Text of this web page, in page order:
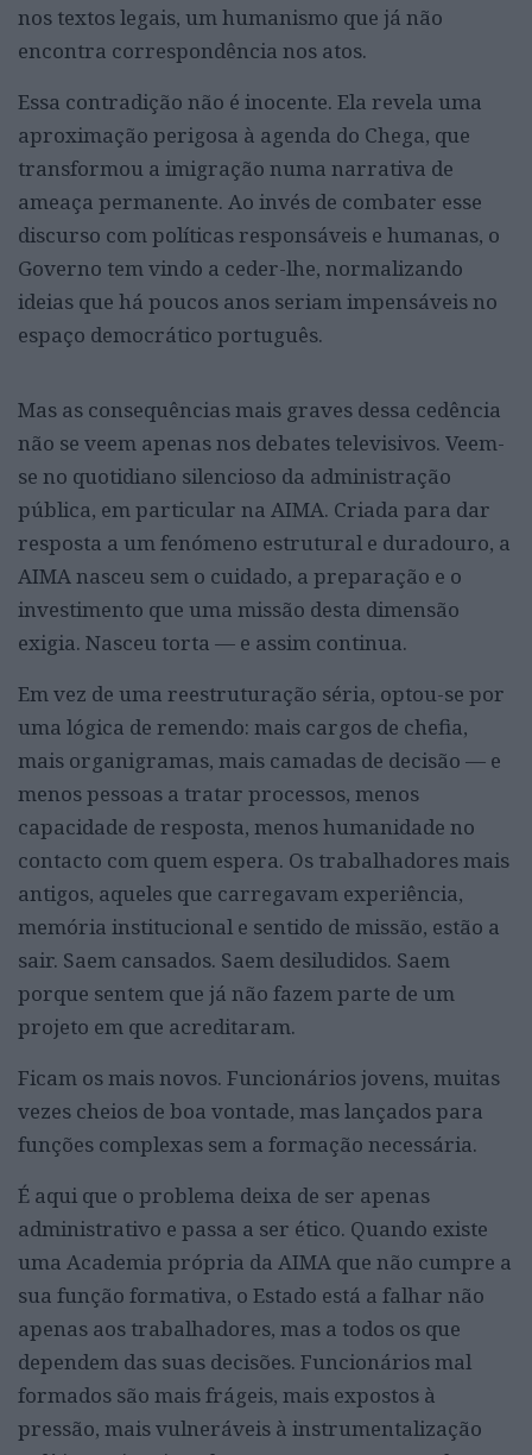
nos textos legais, um humanismo que já não
encontra correspondência nos atos.
Essa contradição não é inocente. Ela revela uma
aproximação perigosa à agenda do Chega, que
transformou a imigração numa narrativa de
ameaça permanente. Ao invés de combater esse
discurso com políticas responsáveis e humanas, o
Governo tem vindo a ceder-lhe, normalizando
ideias que há poucos anos seriam impensáveis no
espaço democrático português.
Mas as consequências mais graves dessa cedência
não se veem apenas nos debates televisivos. Veem-
se no quotidiano silencioso da administração
pública, em particular na AIMA. Criada para dar
resposta a um fenómeno estrutural e duradouro, a
AIMA nasceu sem o cuidado, a preparação e o
investimento que uma missão desta dimensão
exigia. Nasceu torta — e assim continua.
Em vez de uma reestruturação séria, optou-se por
uma lógica de remendo: mais cargos de chefia,
mais organigramas, mais camadas de decisão — e
menos pessoas a tratar processos, menos
capacidade de resposta, menos humanidade no
contacto com quem espera. Os trabalhadores mais
antigos, aqueles que carregavam experiência,
memória institucional e sentido de missão, estão a
sair. Saem cansados. Saem desiludidos. Saem
porque sentem que já não fazem parte de um
projeto em que acreditaram.
Ficam os mais novos. Funcionários jovens, muitas
vezes cheios de boa vontade, mas lançados para
funções complexas sem a formação necessária.
É aqui que o problema deixa de ser apenas
administrativo e passa a ser ético. Quando existe
uma Academia própria da AIMA que não cumpre a
sua função formativa, o Estado está a falhar não
apenas aos trabalhadores, mas a todos os que
dependem das suas decisões. Funcionários mal
formados são mais frágeis, mais expostos à
pressão, mais vulneráveis à instrumentalização